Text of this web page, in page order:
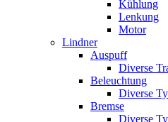
Kühlung
Lenkung
Motor
Lindner
Auspuff
Diverse
Beleuchtung
Diverse
Bremse
Diverse